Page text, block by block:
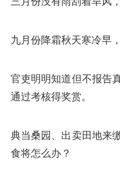
九月份降霜秋天寒冷早
官吏明明知道但不报告
通过考核得奖赏。
典当桑园、出卖田地来
食将怎么办？